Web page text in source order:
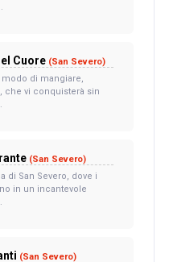
Cuore (San Severo)
di mangiare,
che vi conquisterà sin
(San Severo)
di San Severo, dove i
in un incantevole
(San Severo)